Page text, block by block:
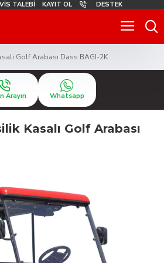
TALEBI KAYIT OL DESTEK
Golf Arabası Dass BAGI-2K
Arayın Whatsapp
Kasalı Golf Arabası